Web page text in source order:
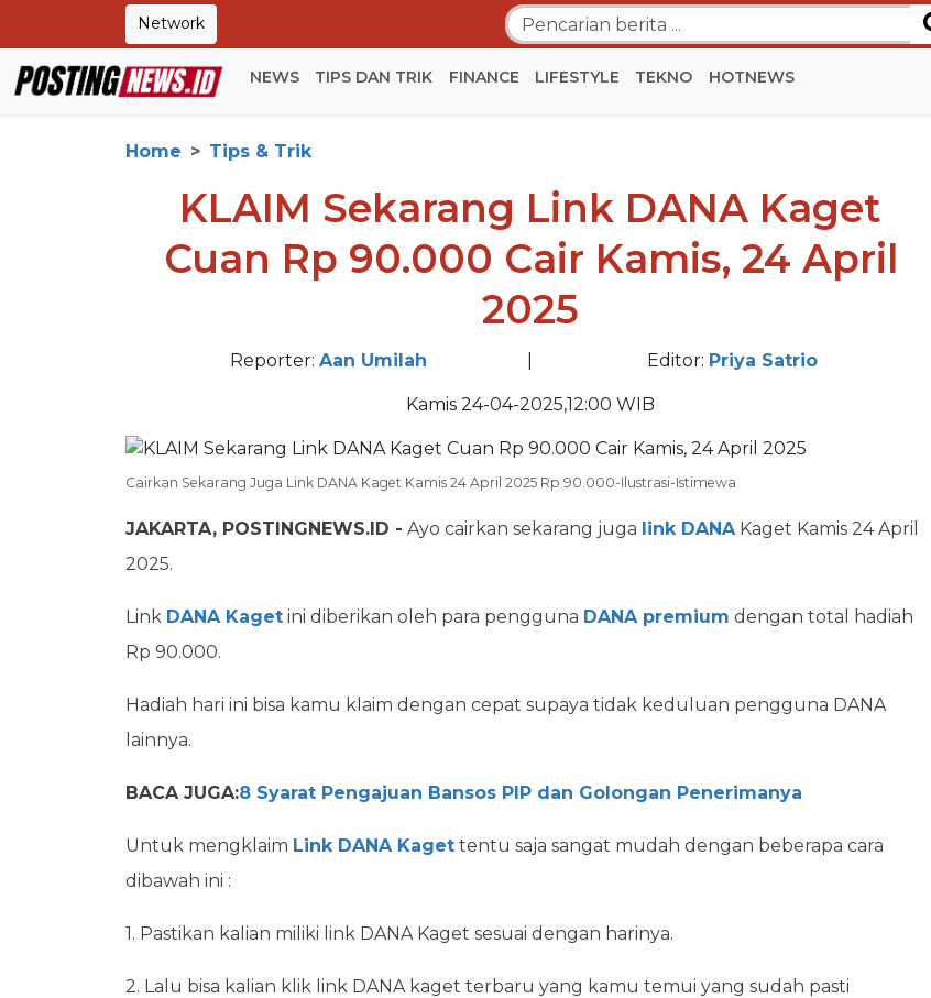
Network
NEWS TIPS DAN TRIK FINANCE LIFESTYLE TEKNO HOTNEWS
Home Tips & Trik
KLAIM Sekarang Link DANA Kaget
Cuan Rp 90.000 Cair Kamis, 24 April
2025
Reporter: Aan Umilah Editor: Priya Satrio
Kamis 24-04-2025,12:00 WIB
Cairkan Sekarang Juga Link DANA Kaget Kamis 24 April 2025 Rp 90.000-Ilustrasi-Istimewa
JAKARTA, POSTINGNEWS.ID - Ayo cairkan sekarang juga link DANAKaget Kamis 24 April
2025.
Link DANA Kaget ini diberikan oleh para pengguna DANA premium dengan total hadiah
Rp 90.000.
Hadiah hari ini bisa kamu klaim dengan cepat supaya tidak keduluan pengguna DANA
lainnya.
BACA JUGA:8 Syarat Pengajuan Bansos PIP dan Golongan Penerimanya
Untuk mengklaim Link DANA Kaget tentu saja sangat mudah dengan beberapa cara
dibawah ini :
1. Pastikan kalian miliki link DANA Kaget sesuai dengan harinya.
2. Lalu bisa kalian klik link DANA kaget terbaru yang kamu temui yang sudah pasti